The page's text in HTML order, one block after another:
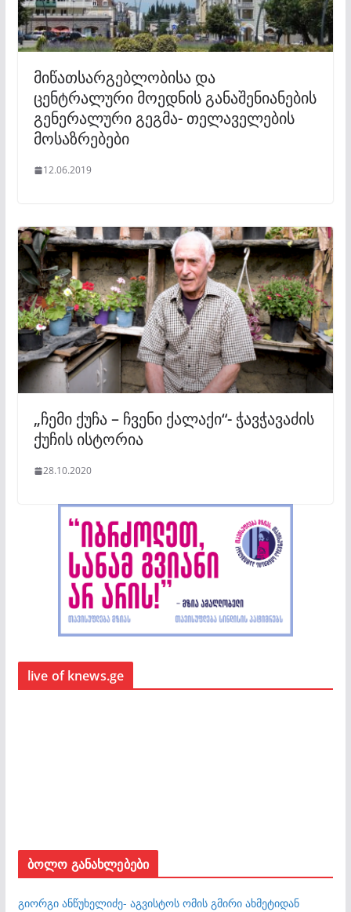
მიწათსარგებლობისა და
ცენტრალური მოედნის განაშენიანების
გენერალური გეგმა- თელაველების
მოსაზრებები
12.06.2019
„ჩემი ქუჩა – ჩვენი ქალაქი“- ჭავჭავაძის
ქუჩის ისტორია
28.10.2020
live of knews.ge
ბოლო განახლებები
გიორგი ანწუხელიძე- აგვისტოს ომის გმირი ახმეტიდან